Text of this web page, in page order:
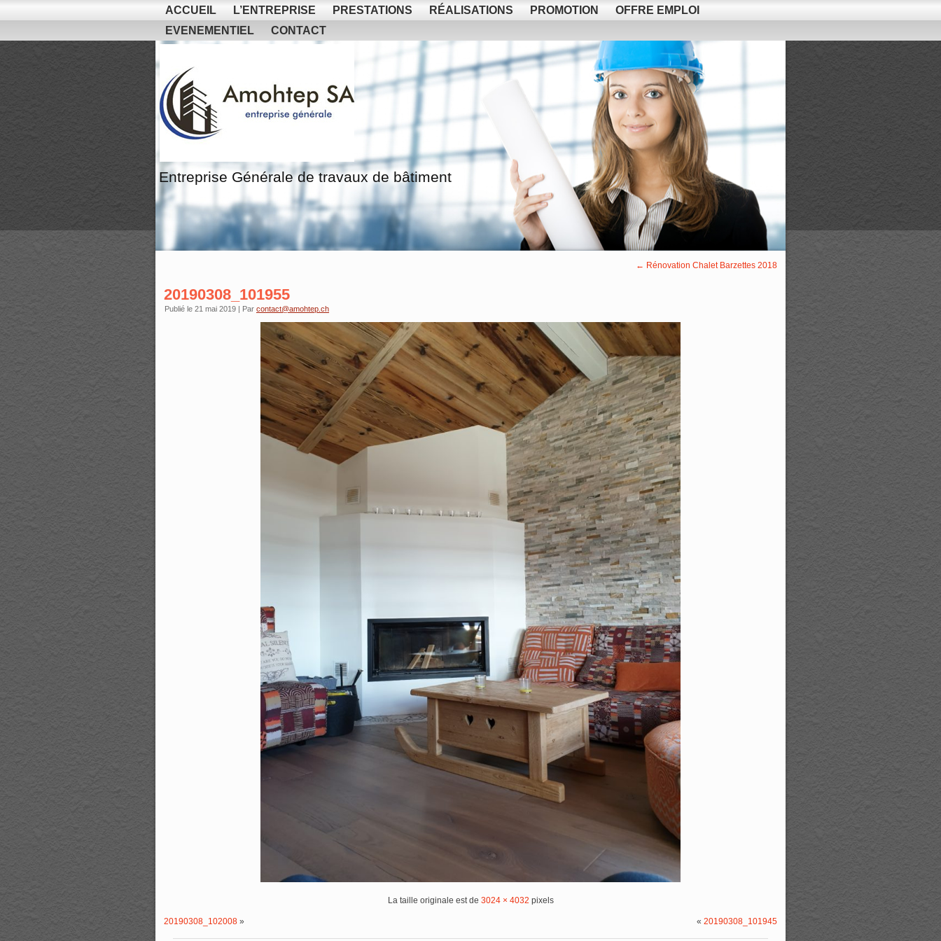
ACCUEIL L’ENTREPRISE PRESTATIONS RÉALISATIONS PROMOTION
OFFRE EMPLOI
EVENEMENTIEL
CONTACT
Entreprise Générale de travaux de bâtiment
← Rénovation Chalet Barzettes 2018
20190308_101955
Publié le 21 mai 2019 | Par contact@amohtep.ch
La taille originale est de 3024 × 4032 pixels
20190308_102008 » « 20190308_101945